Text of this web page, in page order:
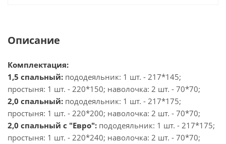
Описание
Комплектация:
1,5 спальный: пододеяльник: 1 шт. - 217*145;
простыня: 1 шт. - 220*150; наволочка: 2 шт. - 70*70;
2,0 спальный: пододеяльник: 1 шт. - 217*175;
простыня: 1 шт. - 220*200; наволочка: 2 шт. - 70*70;
2,0 спальный с "Евро": пододеяльник: 1 шт. - 217*175;
простыня: 1 шт. - 220*240; наволочка: 2 шт. - 70*70;